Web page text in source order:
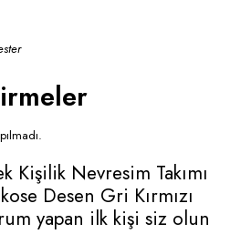
Kişilik Nevresim Takımı
Desen Gri Kırmızı
yapan ilk kişi siz olun